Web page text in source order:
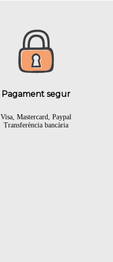
Pagament segur
Visa, Mastercard, Paypal
Transferència bancària